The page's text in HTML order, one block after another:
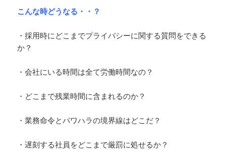
こんな時どうなる・・？
・採用時にどこまでプライバシーに関する質問をできる
か？
・会社にいる時間は全て労働時間なの？
・どこまで残業時間に含まれるのか？
・業務命令とパワハラの境界線はどこだ？
・遅刻する社員をどこまで厳罰に処せるか？